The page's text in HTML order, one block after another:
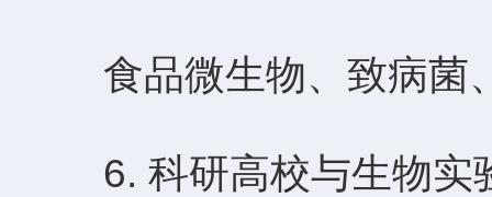
食品微生物、致病菌
6. 科研高校与生物实